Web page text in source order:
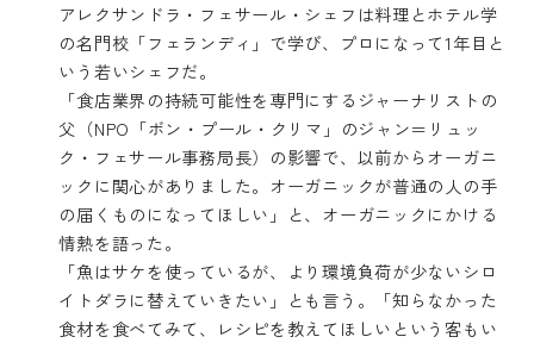
アレクサンドラ・フェサール・シェフは料理とホテル学
の名門校「フェランディ」で学び、プロになって1年目と
いう若いシェフだ。
「食店業界の持続可能性を専門にするジャーナリストの
父（NPO「ボン・プール・クリマ」のジャン＝リュッ
ク・フェサール事務局長）の影響で、以前からオーガニ
ックに関心がありました。オーガニックが普通の人の手
の届くものになってほしい」と、オーガニックにかける
情熱を語った。
「魚はサケを使っているが、より環境負荷が少ないシロ
イトダラに替えていきたい」とも言う。「知らなかった
食材を食べてみて、レシピを教えてほしいという客もい